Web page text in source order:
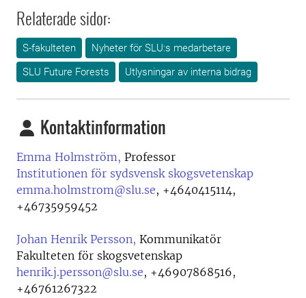
Relaterade sidor:
S-fakulteten
Nyheter för SLU:s medarbetare
SLU Future Forests
Utlysningar av interna bidrag
Kontaktinformation
Emma Holmström, Professor
Institutionen för sydsvensk skogsvetenskap
emma.holmstrom@slu.se, +4640415114,
+46735959452
Johan Henrik Persson, Kommunikatör
Fakulteten för skogsvetenskap
henrik.j.persson@slu.se, +46907868516,
+46761267322